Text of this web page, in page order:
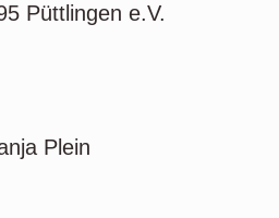
Püttlingen e.V.
Plein